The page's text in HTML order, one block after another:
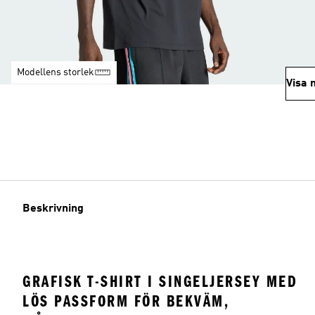
Modellens storlek
Visa
Beskrivning
GRAFISK T-SHIRT I SINGELJERSEY MED
LÖS PASSFORM FÖR BEKVÄM,